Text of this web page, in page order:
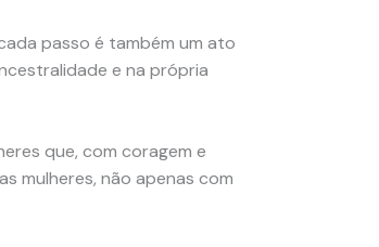
passo é também um ato
e na própria
que, com coragem e
mulheres, não apenas com